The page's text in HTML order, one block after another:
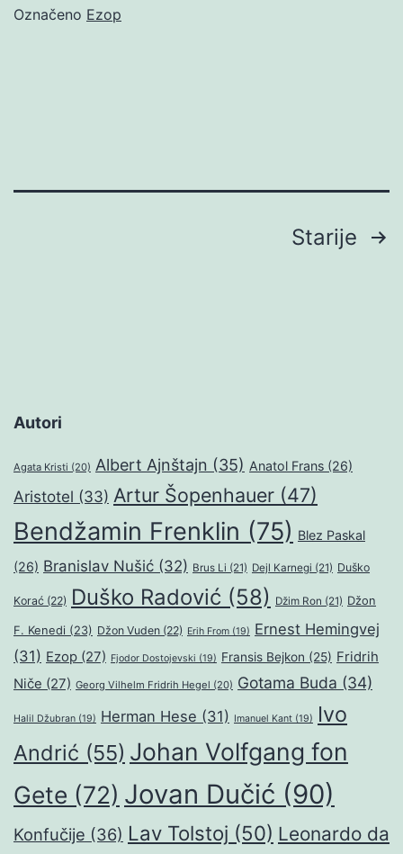
Označeno Ezop
Starije
Autori
Agata Kristi (20) Albert Ajnštajn (35) Anatol Frans (26)
Aristotel (33) Artur Šopenhauer (47)
Bendžamin Frenklin (75) Blez Paskal
(26) Branislav Nušić (32) Brus Li (21) Dejl Karnegi (21) Duško
Korać (22) Duško Radović (58) Džim Ron (21) Džon
F. Kenedi (23) Džon Vuden (22) Erih From (19) Ernest Hemingvej
(31) Ezop (27) Fjodor Dostojevski (19) Fransis Bejkon (25) Fridrih
Niče (27) Georg Vilhelm Fridrih Hegel (20) Gotama Buda (34)
Halil Džubran (19) Herman Hese (31) Imanuel Kant (19)
Ivo
Andrić (55) Johan Volfgang fon
Gete (72) Jovan Dučić (90)
Konfučije (36) Lav Tolstoj (50) Leonardo da